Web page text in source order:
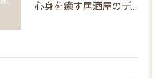
心身を癒す居酒屋のディナータイムの楽しみ方